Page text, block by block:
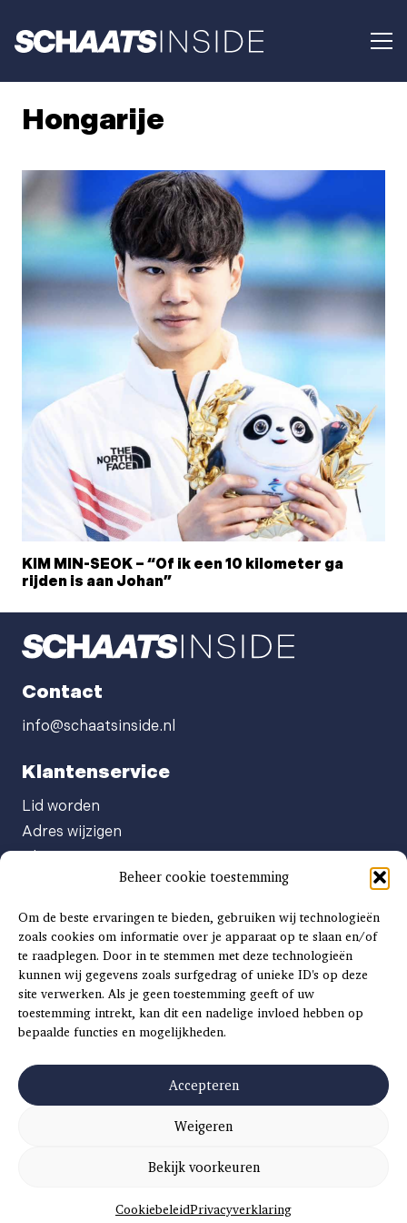
Beheer cookie toestemming
Om de beste ervaringen te bieden, gebruiken wij technologieën
zoals cookies om informatie over je apparaat op te slaan en/of
te raadplegen. Door in te stemmen met deze technologieën
kunnen wij gegevens zoals surfgedrag of unieke ID's op deze
site verwerken. Als je geen toestemming geeft of uw
toestemming intrekt, kan dit een nadelige invloed hebben op
bepaalde functies en mogelijkheden.
Accepteren
Weigeren
Bekijk voorkeuren
CookiebeleidPrivacyverklaring
Hongarije
KIM MIN-SEOK – “Of ik een 10 kilometer ga
rijden is aan Johan”
Contact
info@schaatsinside.nl
Klantenservice
Lid worden
Adres wijzigen
Abonnement opzeggen
Afgeven automatische incasso
Factuur betalen
Klachtenformulier
Overige vragen
Adverteren
Advertentie Tariefkaart 2025
SITEMAP|ALGEMENE VOORWAARDEN
PRIVACYVERKLARING
CONCEPT EN REALISATIEDIVITES WEBWERK